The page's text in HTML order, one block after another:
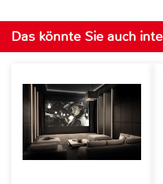
Das könnte Sie auch